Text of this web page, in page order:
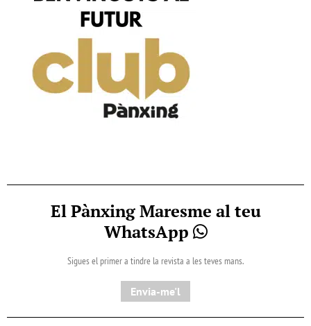
El Pànxing Maresme al teu
WhatsApp
Sigues el primer a tindre la revista a les teves mans.
Envia-me'l